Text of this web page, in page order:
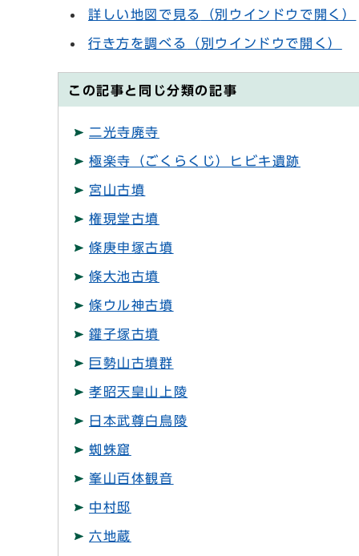
詳しい地図で見る （別ウインドウで開く）
行き方を調べる （別ウインドウで開く）
この記事と同じ分類の記事
二光寺廃寺
極楽寺（ごくらくじ）ヒビキ遺跡
宮山古墳
権現堂古墳
條庚申塚古墳
條大池古墳
條ウル神古墳
鑵子塚古墳
巨勢山古墳群
孝昭天皇山上陵
日本武尊白鳥陵
蜘蛛窟
峯山百体観音
中村邸
六地蔵